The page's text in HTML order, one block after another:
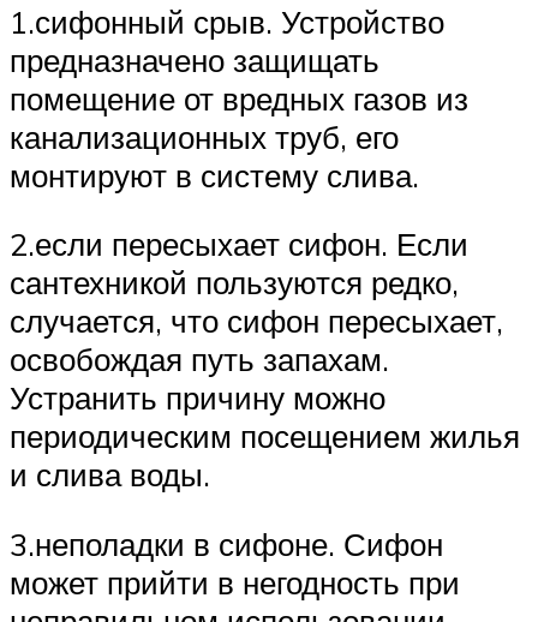
1.сифонный срыв. Устройство
предназначено защищать
помещение от вредных газов из
канализационных труб, его
монтируют в систему слива.
2.если пересыхает сифон. Если
сантехникой пользуются редко,
случается, что сифон пересыхает,
освобождая путь запахам.
Устранить причину можно
периодическим посещением жилья
и слива воды.
3.неполадки в сифоне. Сифон
может прийти в негодность при